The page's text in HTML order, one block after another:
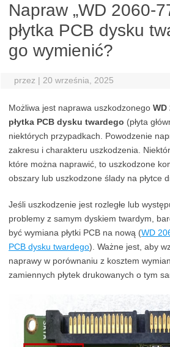
Napraw „WD 2060-
płytka PCB dysku
go wymienić?
przez | 20 września, 2025
Możliwa jest naprawa uszkodzonego WD
płytka PCB dysku twardego (płyta
niektórych przypadkach. Powodzenie
zakresu i charakteru uszkodzenia.
które można naprawić, to uszkodzone
obszary lub uszkodzone ślady na płytce
Jeśli uszkodzenie jest rozległe lub
problemy z samym dyskiem twardym,
być wymiana płytki PCB na nową (WD
PCB dysku twardego). Ważne jest, aby
naprawy w porównaniu z kosztem
zamiennych płytek drukowanych o tym